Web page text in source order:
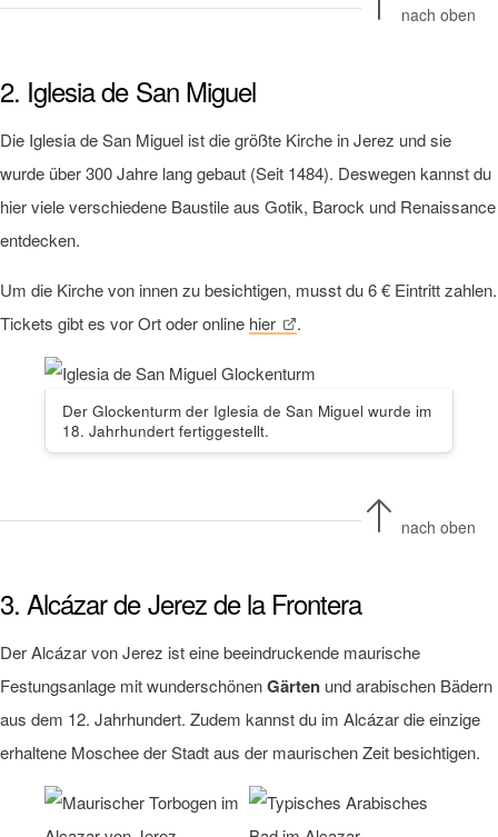
nach oben
2. Iglesia de San Miguel
Die Iglesia de San Miguel ist die größte Kirche in Jerez und sie
wurde über 300 Jahre lang gebaut (Seit 1484). Deswegen kannst du
hier viele verschiedene Baustile aus Gotik, Barock und Renaissance
entdecken.
Um die Kirche von innen zu besichtigen, musst du 6 € Eintritt zahlen.
Tickets gibt es vor Ort oder online hier .
Der Glockenturm der Iglesia de San Miguel wurde im
18. Jahrhundert fertiggestellt.
nach oben
3. Alcázar de Jerez de la Frontera
Der Alcázar von Jerez ist eine beeindruckende maurische
Festungsanlage mit wunderschönenGärten und arabischen Bädern
aus dem 12. Jahrhundert. Zudem kannst du im Alcázar die einzige
erhaltene Moschee der Stadt aus der maurischen Zeit besichtigen.